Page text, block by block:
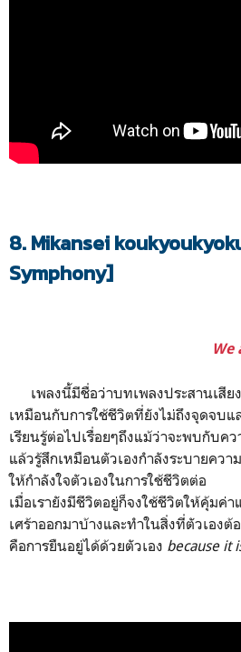
8. Mikansei
Symphony]
We
เพลงนี้มีชื่อว่าบทเพลงประสานเสีย
เหมือนกับการใช้ชีวิตที่ยังไม่ถึงจุดจบแ
เรียนรู้ต่อไปเรื่อยๆถึงแม้ว่าจะพบกับค
แล้วรู้สึกเหมือนตัวเองกำลังระบายคว
ให้กำลังใจตัวเองในการใช้ชีวิตต่อ
เมื่อเรายังมีชีวิตอยู่ก็จงใช้ชีวิตให้คุ้มค่
เศร้าออกมาบ้างและทำในสิ่งที่ตัวเองต้
คือการยืนอยู่ได้ด้วยตัวเอง because it